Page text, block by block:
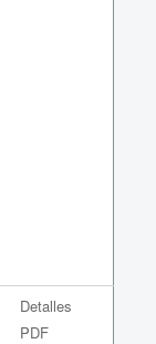
Detalles
PDF